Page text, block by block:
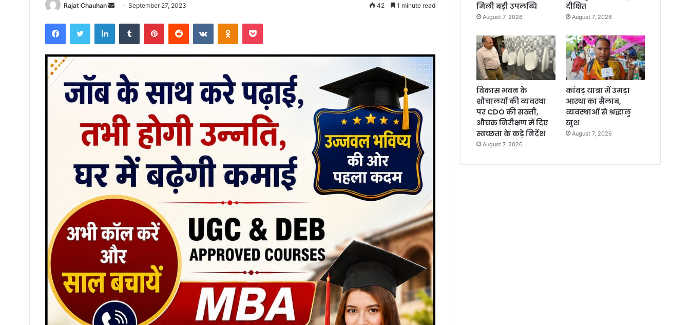
Rajat Chauhan
Send
email
September 27, 2023 42 1 minute read
FacebookTwitter LinkedInTumblr PinterestReddit VKontakteOdnoklassniki
Pocket
मिली बड़ी उपलब्धि
August 7, 2026
दीक्षित
August 7, 2026
विकास भवन के
शौचालयों की व्यवस्था
पर CDO की सख्ती,
औचक निरीक्षण में दिए
स्वच्छता के कड़े निर्देश
August 7, 2026
कांवड़ यात्रा में उमड़ा
आस्था का सैलाब,
व्यवस्थाओं से श्रद्धालु
खुश
August 7, 2026